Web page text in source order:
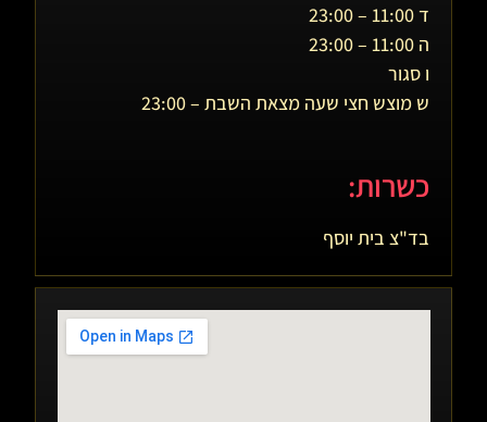
ד 11:00 – 23:00
ה 11:00 – 23:00
ו סגור
ש מוצש חצי שעה מצאת השבת – 23:00
כשרות:
בד"צ בית יוסף